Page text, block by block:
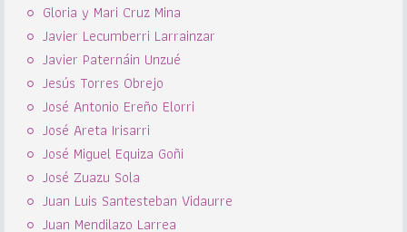
Gloria y Mari Cruz Mina
Javier Lecumberri Larrainzar
Javier Paternáin Unzué
Jesús Torres Obrejo
José Antonio Ereño Elorri
José Areta Irisarri
José Miguel Equiza Goñi
José Zuazu Sola
Juan Luis Santesteban Vidaurre
Juan Mendilazo Larrea